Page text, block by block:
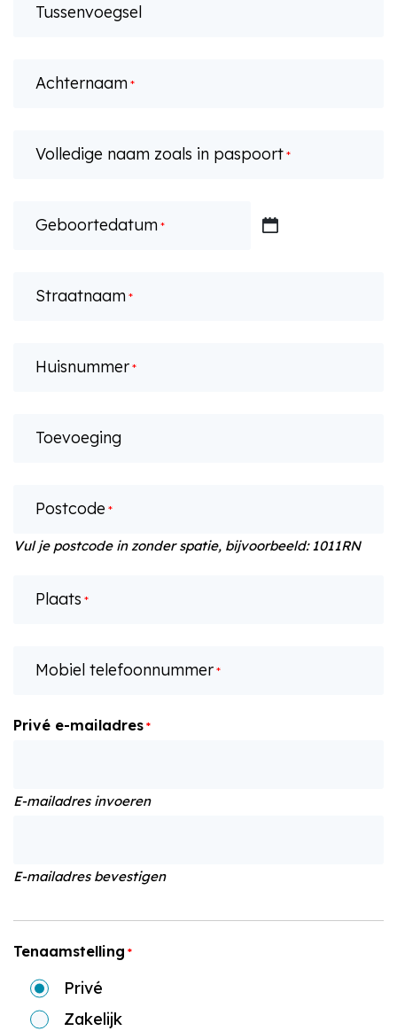
Tussenvoegsel
Achternaam *
Volledige naam zoals in paspoort *
Geboortedatum *
JJJJStraatnaam *
Huisnummer *
Toevoeging
Postcode *
Vul je postcode in zonder spatie, bijvoorbeeld: 1011RN
Plaats *
Mobiel telefoonnummer *
Privé e-mailadres *
E-mailadres invoeren
E-mailadres bevestigen
Tenaamstelling *
Privé
Zakelijk